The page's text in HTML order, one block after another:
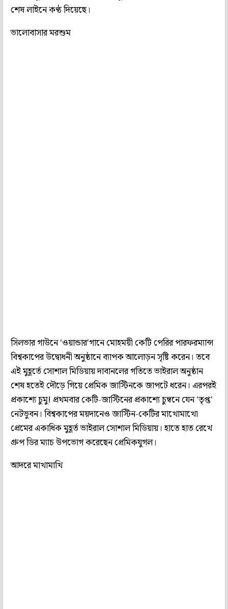
শেষ লাইনে কণ্ঠ দিয়েছে।
ভালোবাসার মরশুম
সিলভার গাউনে 'ওয়ান্ডার'গানে মোহময়ী কেটি পেরির পারফরম্যান্স
বিশ্বকাপের উদ্বোধনী অনুষ্ঠানে ব্যাপক আলোড়ন সৃষ্টি করেন। তবে
এই মুহূর্তে সোশাল মিডিয়ায় দাবানলের গতিতে ভাইরাল অনুষ্ঠান
শেষ হতেই দৌড়ে গিয়ে প্রেমিক জাস্টিনকে জাপটে ধরেন। এরপরই
প্রকাশ্যে চুমু! প্রথমবার কেটি-জাস্টিনের প্রকাশ্যে চুম্বনে যেন 'তৃপ্ত'
নেটভুবন। বিশ্বকাপের ময়দানেও জাস্টিন-কেটির মাখোমাখো
প্রেমের একাধিক মুহূর্ত ভাইরাল সোশাল মিডিয়ায়। হাতে হাত রেখে
গ্রুপ ডির ম্যাচ উপভোগ করেছেন প্রেমিকযুগল।
আদরে মাখামাখি